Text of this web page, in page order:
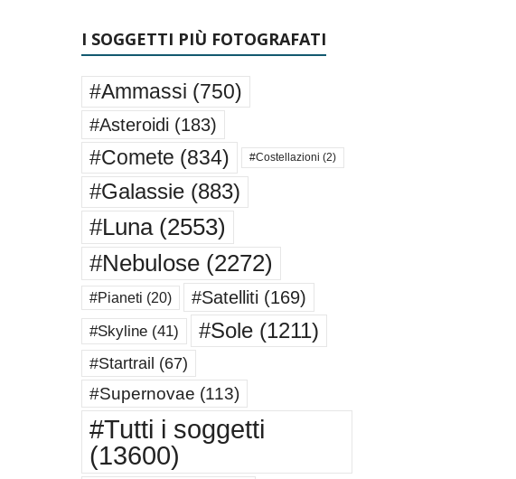
I SOGGETTI PIÙ FOTOGRAFATI
#Ammassi (750)
#Asteroidi (183)
#Comete (834) #Costellazioni (2)
#Galassie(883)
#Luna(2553)
#Nebulose(2272)
#Pianeti (20) #Satelliti (169)
#Skyline(41) #Sole(1211)
#Startrail (67)
#Supernovae (113)
#Tutti i soggetti
(13600)